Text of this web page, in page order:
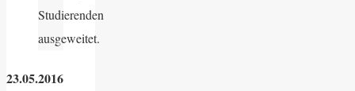
Studierenden
ausgeweitet.
23.05.2016